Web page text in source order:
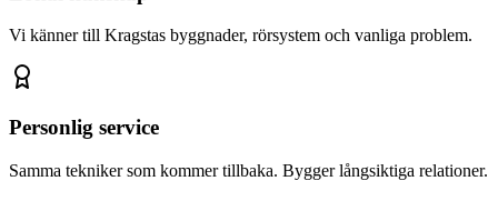
Vi känner till Kragstas byggnader, rörsystem och vanliga problem.
Personlig service
Samma tekniker som kommer tillbaka. Bygger långsiktiga relationer.